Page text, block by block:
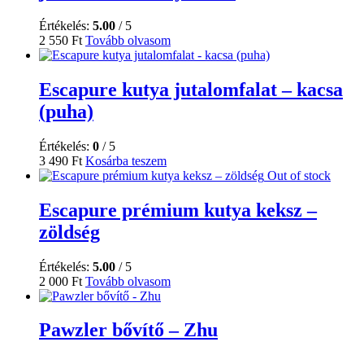
Értékelés: 5.00 / 5
2 550 Ft Tovább olvasom
Escapure kutya jutalomfalat – kacsa
(puha)
Értékelés: 0 / 5
3 490 Ft Kosárba teszem
Out of stock
Escapure prémium kutya keksz –
zöldség
Értékelés: 5.00 / 5
2 000 Ft Tovább olvasom
Pawzler bővítő – Zhu